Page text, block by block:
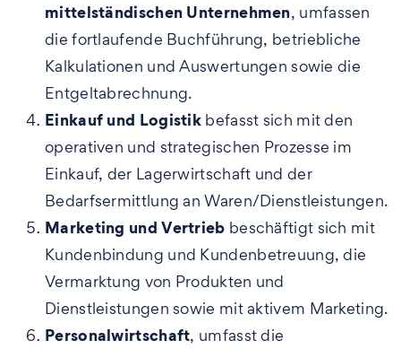
mittelständischen Unternehmen, umfassen
die fortlaufende Buchführung, betriebliche
Kalkulationen und Auswertungen sowie die
Entgeltabrechnung.
Einkauf und Logistik befasst sich mit den
operativen und strategischen Prozesse im
Einkauf, der Lagerwirtschaft und der
Bedarfsermittlung an Waren/Dienstleistungen.
Marketing und Vertrieb beschäftigt sich mit
Kundenbindung und Kundenbetreuung, die
Vermarktung von Produkten und
Dienstleistungen sowie mit aktivem Marketing.
Personalwirtschaft, umfasst die